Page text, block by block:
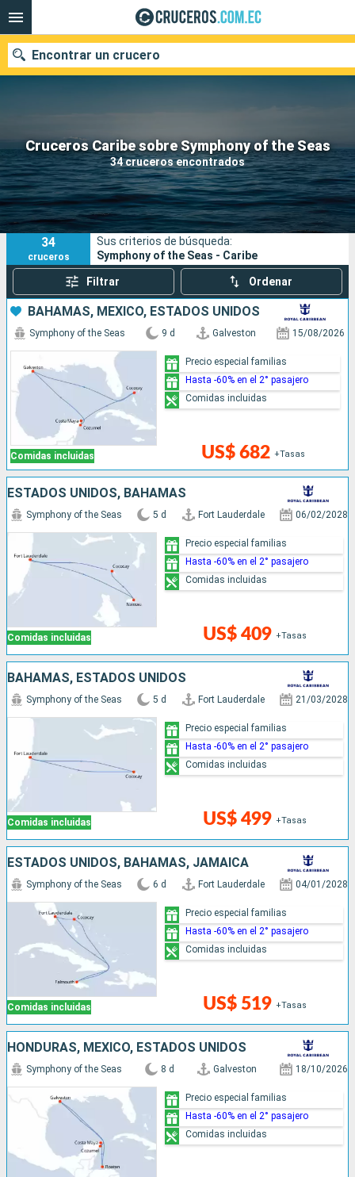
Cruceros Caribe sobre Symphony of the Seas
34 cruceros encontrados
Encontrar un crucero
Nuestros destinos
Fecha de salida
Puertos Compañías
Buscar
34
cruceros
Sus criterios de búsqueda:
Symphony of the Seas - Caribe
Filtrar Ordenar
BAHAMAS, MÉXICO, ESTADOS UNIDOS
Comidas incluidas
Symphony of the Seas 9 d Galveston 15/08/2026
US$ 682 +Tasas
Precio especial familias
Hasta -60% en el 2° pasajero
Comidas incluidas
ESTADOS UNIDOS, BAHAMAS
Comidas incluidas
Symphony of the Seas 5 d Fort Lauderdale 06/02/2028
US$ 409 +Tasas
Precio especial familias
Hasta -60% en el 2° pasajero
Comidas incluidas
BAHAMAS, ESTADOS UNIDOS
Comidas incluidas
Symphony of the Seas 5 d Fort Lauderdale 21/03/2028
US$ 499 +Tasas
Precio especial familias
Hasta -60% en el 2° pasajero
Comidas incluidas
ESTADOS UNIDOS, BAHAMAS, JAMAICA
Comidas incluidas
Symphony of the Seas 6 d Fort Lauderdale 04/01/2028
US$ 519 +Tasas
Precio especial familias
Hasta -60% en el 2° pasajero
Comidas incluidas
HONDURAS, MÉXICO, ESTADOS UNIDOS
Symphony of the Seas 8 d Galveston 18/10/2026
Precio especial familias
Hasta -60% en el 2° pasajero
Comidas incluidas